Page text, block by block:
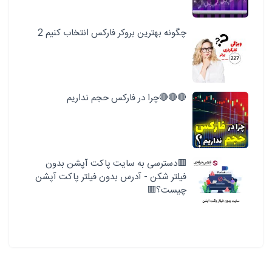
چگونه بهترین بروکر فارکس انتخاب کنیم 2
🔴🔴🔴چرا در فارکس حجم نداریم
🟥دسترسی به سایت پاکت آپشن بدون
فیلتر شکن - آدرس بدون فیلتر پاکت آپشن
چیست؟🟥